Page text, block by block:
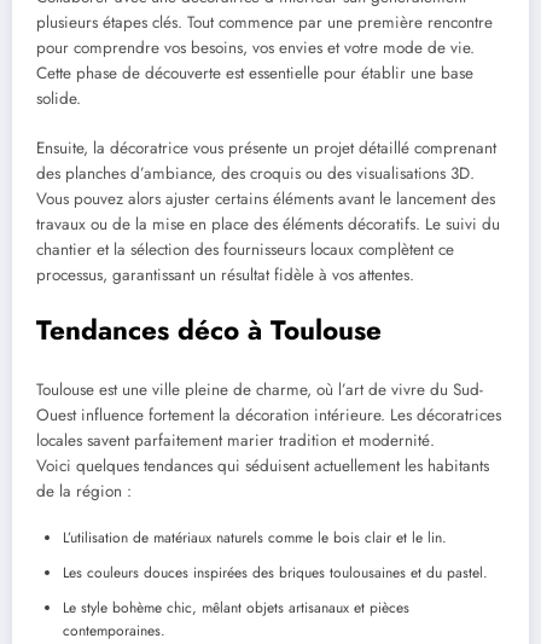
plusieurs étapes clés. Tout commence par une première rencontre
pour comprendre vos besoins, vos envies et votre mode de vie.
Cette phase de découverte est essentielle pour établir une base
solide.
Ensuite, la décoratrice vous présente un projet détaillé comprenant
des planches d’ambiance, des croquis ou des visualisations 3D.
Vous pouvez alors ajuster certains éléments avant le lancement des
travaux ou de la mise en place des éléments décoratifs. Le suivi du
chantier et la sélection des fournisseurs locaux complètent ce
processus, garantissant un résultat fidèle à vos attentes.
Tendances déco à Toulouse
Toulouse est une ville pleine de charme, où l’art de vivre du Sud-
Ouest influence fortement la décoration intérieure. Les décoratrices
locales savent parfaitement marier tradition et modernité.
Voici quelques tendances qui séduisent actuellement les habitants
de la région :
L’utilisation de matériaux naturels comme le bois clair et le lin.
Les couleurs douces inspirées des briques toulousaines et du pastel.
Le style bohème chic, mêlant objets artisanaux et pièces
contemporaines.